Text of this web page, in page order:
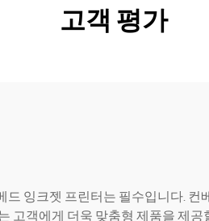
고객 평가
잉크젯 프린터는 필수입니다.
고객에게 더욱 맞춤형 제품을 제